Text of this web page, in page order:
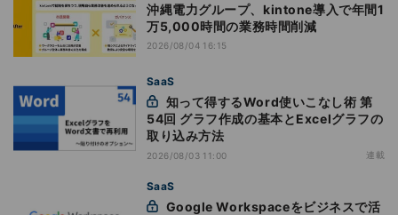
沖縄電力グループ、kintone導入で年間1
万5,000時間の業務時間削減
2026/08/04 16:15
SaaS
54回 グラフ作成の基本とExcelグラフの
取り込み方法
2026/08/03 11:00 連載
SaaS